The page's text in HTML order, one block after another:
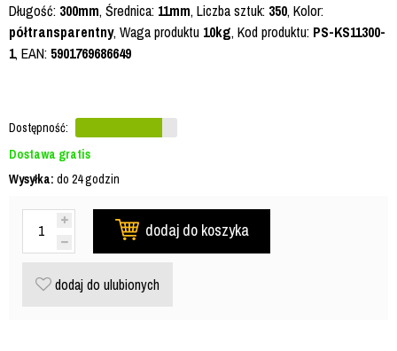
Długość: 300mm, Średnica: 11mm, Liczba sztuk: 350, Kolor:
półtransparentny, Waga produktu 10kg, Kod produktu: PS-KS11300-
1, EAN: 5901769686649
Dostępność:
Dostawa gratis
Wysyłka: do 24 godzin
dodaj do koszyka
dodaj do ulubionych